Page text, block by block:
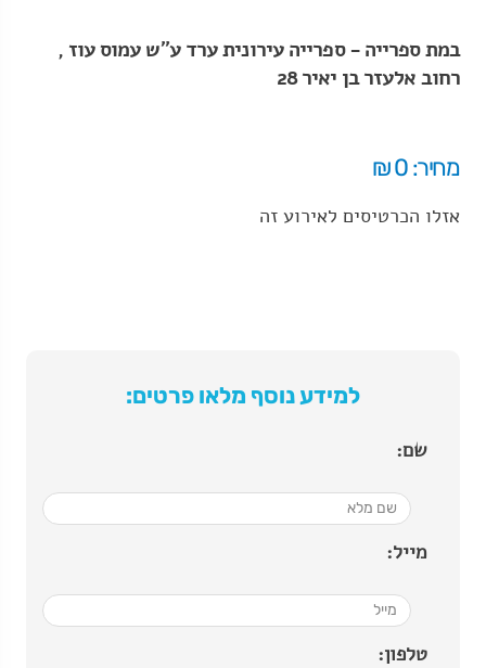
במת ספרייה - ספרייה עירונית ערד ע"ש עמוס עוז ,
רחוב אלעזר בן יאיר 28
מחיר: 0 ₪
אזלו הכרטיסים לאירוע זה
למידע נוסף מלאו פרטים:
שם:
מייל:
טלפון: